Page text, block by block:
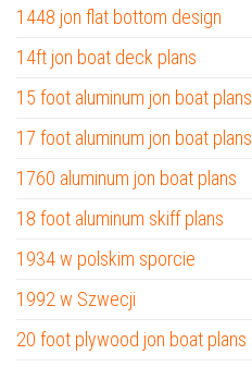
1448 jon flat bottom design
14ft jon boat deck plans
15 foot aluminum jon boat plans
17 foot aluminum jon boat plans
1760 aluminum jon boat plans
18 foot aluminum skiff plans
1934 w polskim sporcie
1992 w Szwecji
20 foot plywood jon boat plans